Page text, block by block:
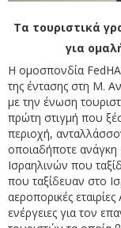
Τα τουριστικά
για
Η ομοσπονδία
της έντασης στη Μ.
με την ένωση
πρώτη στιγμή που
περιοχή,
οποιαδήποτε ανάγκη
Ισραηλινών που
που ταξίδευαν στο
αεροπορικές
ενέργειες για τον